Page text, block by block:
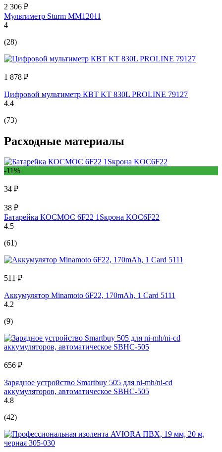
2 306 ₽
Мультиметр Sturm MM12011
4
(28)
1 878 ₽
Цифровой мультиметр КВТ KT 830L PROLINE 79127
4.4
(73)
Расходные материалы
-11%
34 ₽
38 ₽
Батарейка КОСМОС 6F22 1Sкрона KOC6F22
4.5
(61)
511 ₽
Аккумулятор Minamoto 6F22, 170mAh, 1 Card 5111
4.2
(9)
656 ₽
Зарядное устройство Smartbuy 505 для ni-mh/ni-cd
аккумуляторов, автоматическое SBHC-505
4.8
(42)